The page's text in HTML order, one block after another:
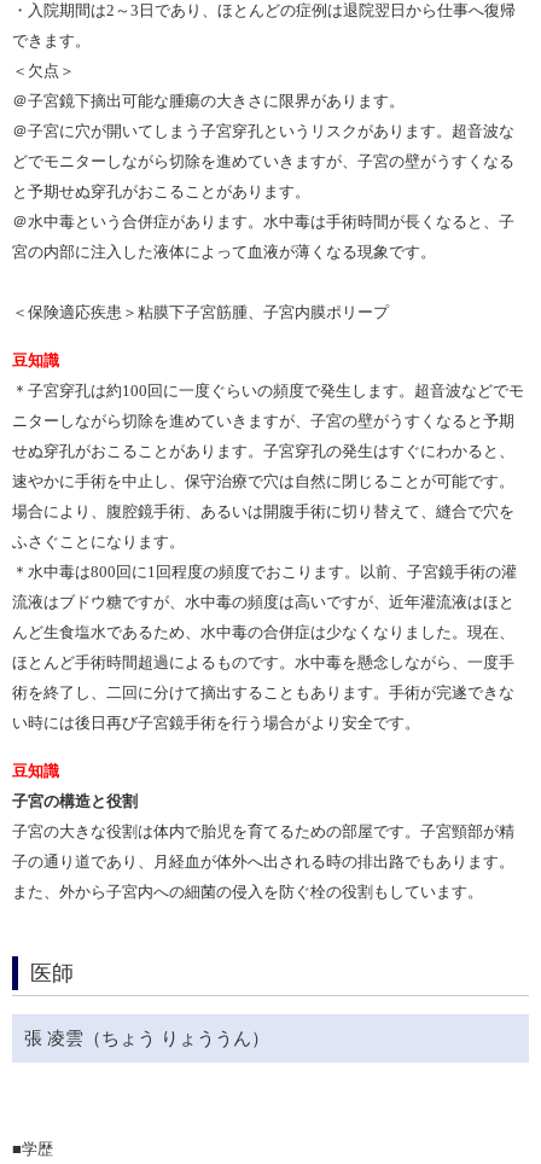
・入院期間は2～3日であり、ほとんどの症例は退院翌日から仕事へ復帰
できます。
＜欠点＞
＠子宮鏡下摘出可能な腫瘍の大きさに限界があります。
＠子宮に穴が開いてしまう子宮穿孔というリスクがあります。超音波な
どでモニターしながら切除を進めていきますが、子宮の壁がうすくなる
と予期せぬ穿孔がおこることがあります。
＠水中毒という合併症があります。水中毒は手術時間が長くなると、子
宮の内部に注入した液体によって血液が薄くなる現象です。
＜保険適応疾患＞粘膜下子宮筋腫、子宮内膜ポリープ
豆知識
＊子宮穿孔は約100回に一度ぐらいの頻度で発生します。超音波などでモ
ニターしながら切除を進めていきますが、子宮の壁がうすくなると予期
せぬ穿孔がおこることがあります。子宮穿孔の発生はすぐにわかると、
速やかに手術を中止し、保守治療で穴は自然に閉じることが可能です。
場合により、腹腔鏡手術、あるいは開腹手術に切り替えて、縫合で穴を
ふさぐことになります。
＊水中毒は800回に1回程度の頻度でおこります。以前、子宮鏡手術の灌
流液はブドウ糖ですが、水中毒の頻度は高いですが、近年灌流液はほと
んど生食塩水であるため、水中毒の合併症は少なくなりました。現在、
ほとんど手術時間超過によるものです。水中毒を懸念しながら、一度手
術を終了し、二回に分けて摘出することもあります。手術が完遂できな
い時には後日再び子宮鏡手術を行う場合がより安全です。
豆知識
子宮の構造と役割
子宮の大きな役割は体内で胎児を育てるための部屋です。子宮頸部が精
子の通り道であり、月経血が体外へ出される時の排出路でもあります。
また、外から子宮内への細菌の侵入を防ぐ栓の役割もしています。
医師
張 凌雲（ちょう りょううん）
学歴